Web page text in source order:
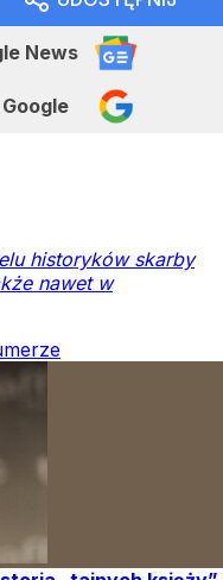
News
historyków skarby
nawet w